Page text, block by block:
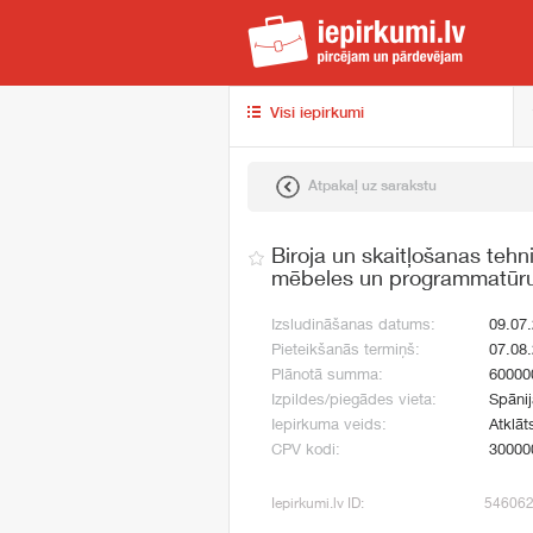
Visi iepirkumi
Atpakaļ uz sarakstu
Biroja un skaitļošanas
mēbeles un
Izsludināšanas datums:
Pieteikšanās termiņš:
Plānotā summa:
Izpildes/piegādes vieta:
Iepirkuma veids:
CPV kodi:
Iepirkumi.lv ID: